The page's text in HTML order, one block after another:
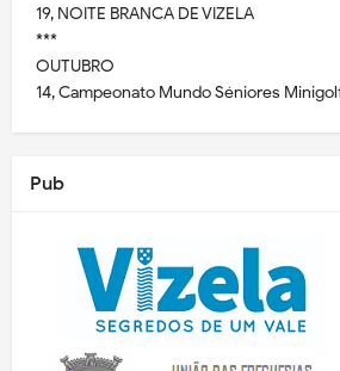
19, NOITE BRANCA DE VIZELA
***
OUTUBRO
14, Campeonato Mundo Séniores
Pub